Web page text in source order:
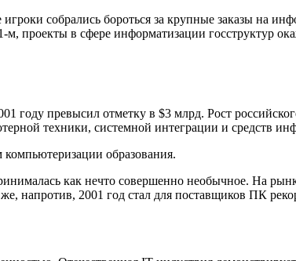
собрались бороться за крупные заказы на
проекты в сфере информатизации госструктур
превысил отметку в $3 млрд. Рост
техники, системной интеграции и средств
образования.
как нечто совершенно необычное. На
напротив, 2001 год стал для поставщиков ПК